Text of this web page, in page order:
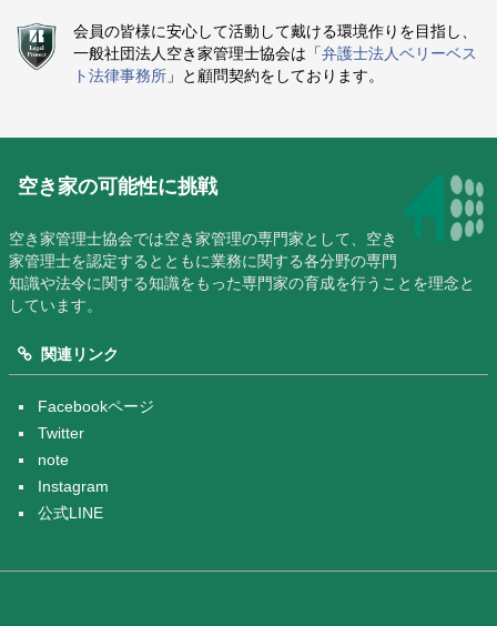
会員の皆様に安心して活動して戴ける環境作りを目指し、
一般社団法人空き家管理士協会は「弁護士法人ベリーベス
ト法律事務所 」と顧問契約をしております。
空き家の可能性に挑戦
空き家管理士協会では空き家管理の専門家として、空き
家管理士を認定するとともに業務に関する各分野の専門
知識や法令に関する知識をもった専門家の育成を行うことを理念と
しています。
関連リンク
Facebookページ
Twitter
note
Instagram
公式LINE